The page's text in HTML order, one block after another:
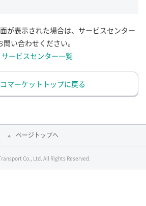
が表示された場合は、サービスセンター
問い合わせください。
サービスセンター一覧
マーケットトップに戻る
ページトップへ
Co., Ltd. All Rights Reserved.